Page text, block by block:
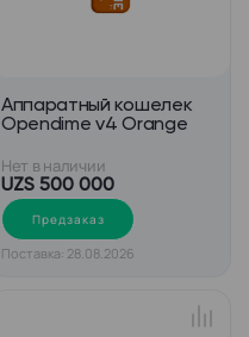
Аппаратный кошелек
Opendime v4 Orange
Нет в наличии
UZS 500 000
Предзаказ
Поставка: 28.08.2026